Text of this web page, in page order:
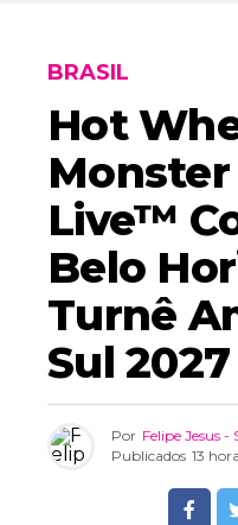
BRASIL
Hot
Live™
Belo
Turnê
Sul 2027
Por Felipe Jesus -
Publicados 13